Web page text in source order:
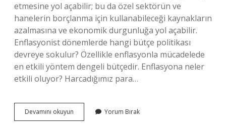
etmesine yol açabilir; bu da özel sektörün ve
hanelerin borçlanma için kullanabileceği kaynakların
azalmasına ve ekonomik durgunluğa yol açabilir.
Enflasyonist dönemlerde hangi bütçe politikası
devreye sokulur? Özellikle enflasyonla mücadelede
en etkili yöntem dengeli bütçedir. Enflasyona neler
etkili oluyor? Harcadığımız para…
Devamını okuyun Enflasyona
Neden
Yorum Bırak